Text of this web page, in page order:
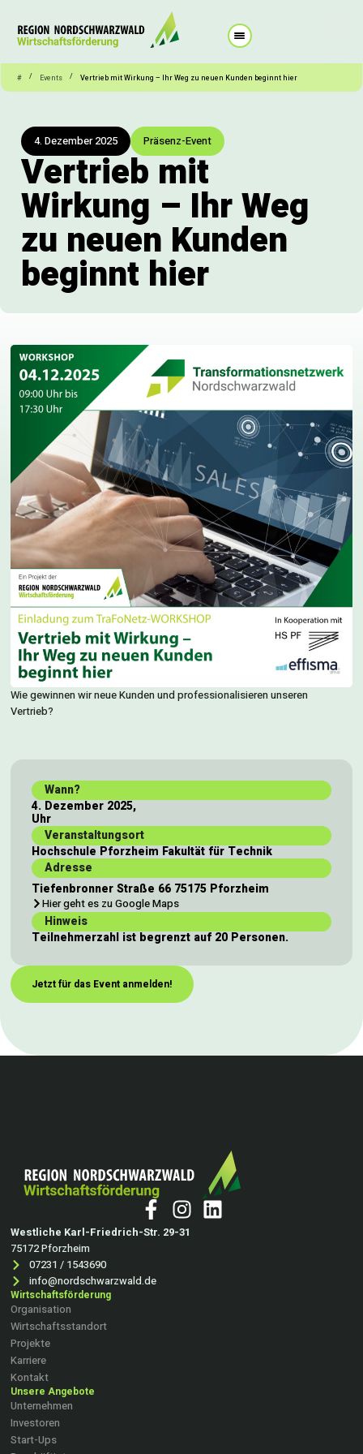
# / Events / Vertrieb mit Wirkung – Ihr Weg zu neuen Kunden beginnt hier
4. Dezember 2025 Präsenz-Event
Vertrieb mit
Wirkung – Ihr Weg
zu neuen Kunden
beginnt hier
Wie gewinnen wir neue Kunden und professionalisieren unseren
Vertrieb?
Wann?
4. Dezember 2025,
Uhr
Veranstaltungsort
Hochschule Pforzheim Fakultät für Technik
Adresse
Tiefenbronner Straße 66 75175 Pforzheim
Hier geht es zu Google Maps
Hinweis
Teilnehmerzahl ist begrenzt auf 20 Personen.
Jetzt für das Event anmelden!
Westliche Karl-Friedrich-Str. 29-31
75172 Pforzheim
07231 / 1543690
info@nordschwarzwald.de
Wirtschaftsförderung
Organisation
Wirtschaftsstandort
Projekte
Karriere
Kontakt
Unsere Angebote
Unternehmen
Investoren
Start-Ups